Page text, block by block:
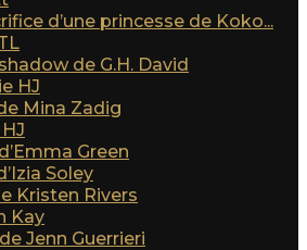
d’une princesse de Koko...
de G.H. David
HJ
Mina Zadig
Green
Soley
Kristen Rivers
Kay
Jenn Guerrieri